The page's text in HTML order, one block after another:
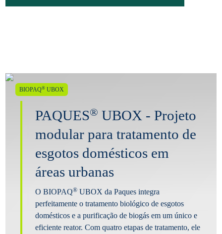
BIOPAQ® UBOX
PAQUES® UBOX - Projeto
modular para tratamento de
esgotos domésticos em
áreas urbanas
O BIOPAQ® UBOX da Paques integra
perfeitamente o tratamento biológico de esgotos
domésticos e a purificação de biogás em um único e
eficiente reator. Com quatro etapas de tratamento, ele